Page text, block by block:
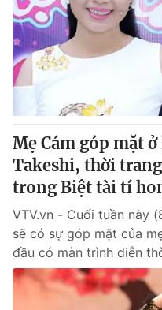
Mẹ Cám góp mặt
Takeshi, thời
trong Biệt tài tí
VTV.vn - Cuối tuần này
sẽ có sự góp mặt của
đầu có màn trình diễn